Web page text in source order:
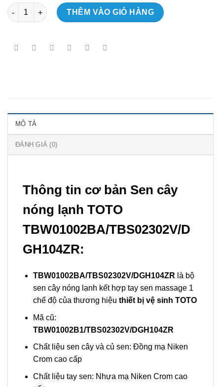
Sen Cây TOTO TBW01002BA/TBS02302V/DGH104ZR Nóng
THÊM VÀO GIỎ HÀNG
MÔ TẢ
ĐÁNH GIÁ (0)
Thông tin cơ bản Sen cây
nóng lạnh TOTO
TBW01002BA/TBS02302V/D
GH104ZR:
TBW01002BA/TBS02302V/DGH104ZR là bộ
sen cây nóng lạnh kết hợp tay sen massage 1
chế độ của thương hiệu thiết bị vệ sinh TOTO
Mã cũ:
TBW01002B1/TBS02302V/DGH104ZR
Chất liệu sen cây và củ sen: Đồng mạ Niken
Crom cao cấp
Chất liệu tay sen: Nhựa mạ Niken Crom cao